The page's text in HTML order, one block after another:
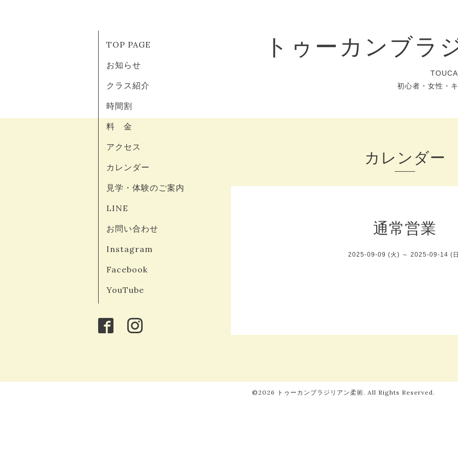
トゥーカンブラ
初心者・女性・
TOP PAGE
お知らせ
クラス紹介
時間割
料 金
アクセス
カレンダー
見学・体験のご案内
LINE
お問い合わせ
Instagram
Facebook
YouTube
カレンダー
通常営業
2025-09-09 (火) ～ 2025-09-14 (
©2026 トゥーカンブラジリアン柔術. All Rights Reserved.